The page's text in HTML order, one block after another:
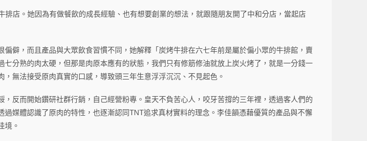
排店。她因為有做餐飲的成長經驗、也有想要創業的想法，就跟隨朋友開了中和分店，當起店
偏僻，而且產品與大眾飲食習慣不同，她解釋「炭烤牛排在六七年前是屬於偏小眾的牛排館，賣
七分熟的肉太硬，但那是肉原本應有的狀態，我們只有修筋修油就放上炭火烤了，就是一分錢一
無法接受原肉真實的口感，導致頭三年生意浮浮沉沉、不見起色。
，反而開始鑽研社群行銷，自己經營粉專。皇天不負苦心人，咬牙苦撐的三年裡，透過客人們的
過媒體認識了原肉的特性，也逐漸認同TNT追求真材實料的理念。李佳韻憑藉優質的產品與不懈
境。